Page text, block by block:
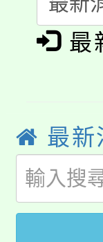
程
「
場
8/
局
8
開!
115
田
桃
視
大
最
最新